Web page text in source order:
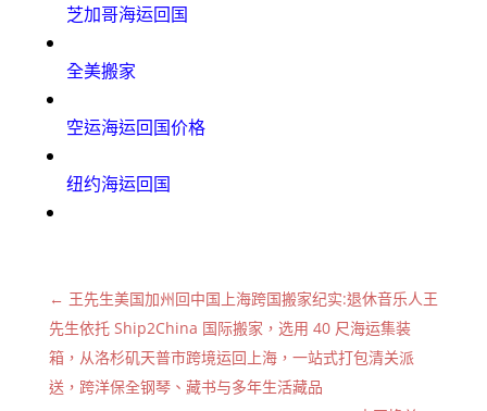
芝加哥海运回国
全美搬家
空运海运回国价格
纽约海运回国
← 王先生美国加州回中国上海跨国搬家纪实:退休音乐人王
先生依托 Ship2China 国际搬家，选用 40 尺海运集装
箱，从洛杉矶天普市跨境运回上海，一站式打包清关派
送，跨洋保全钢琴、藏书与多年生活藏品